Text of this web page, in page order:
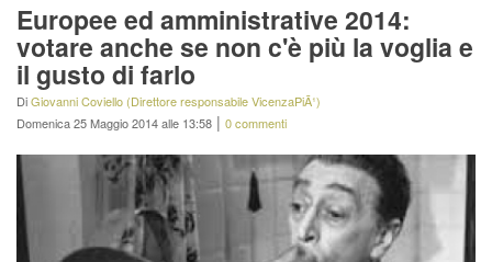
Europee ed amministrative 2014:
votare anche se non c'è più la voglia e
il gusto di farlo
DiGiovanni Coviello (Direttore responsabile VicenzaPiÃ¹)
Domenica 25 Maggio 2014 alle 13:58 | 0 commenti